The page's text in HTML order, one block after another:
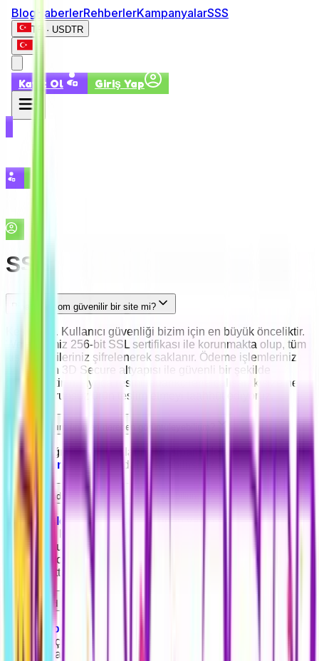
Blog HaberlerRehberlerKampanyalarSSS
TR · USDTR
Kayıt Ol Giriş Yap
SSS
Pinatapin.com güvenilir bir site mi?
Kesinlikle. Kullanıcı güvenliği bizim için en büyük önceliktir.
Web sitemiz 256-bit SSL sertifikası ile korunmakta olup, tüm
kişisel verileriniz şifrelenerek saklanır. Ödeme işlemleriniz
bankaların 3D Secure altyapısı ile güvenli bir şekilde
gerçekleştirilir. Ayrıca resmi tedarikçilerle çalışarak size her
zaman sorunsuz ürün teslim etmeyi taahhüt ediyoruz.
Satın aldığım ürünleri nereden görüntüleyebilirim?
Satın aldığınız ürün kodlarına ve sipariş detaylarınıza
Siparişlerim " sayfasından ulaşabilirsiniz.
Yaptığım ödemeleri nereden kontrol edebilirim?
Ödeme işlemleri sayfası üzerinden yapmış olduğunuz tüm
ödemeleri kontrol edebilirsiniz. Eğer ödeme yapmanızın
ardından tutar kartınızdan çekildi fakat bu sayfada
görünmüyorsa, durumu kontrol etmemiz için lütfen canlı
destek hattımızla iletişime geçiniz.
Razer Gold Pin bozum işlemini nasıl yapabilirim?
Razer Gold Bozum
" sayfası üzerinden Razer Gold Pin
kodunuz için bozum talebi oluşturabilirsiniz. Satış işlemi
hakkında adım adım rehbere ulaşmak için "